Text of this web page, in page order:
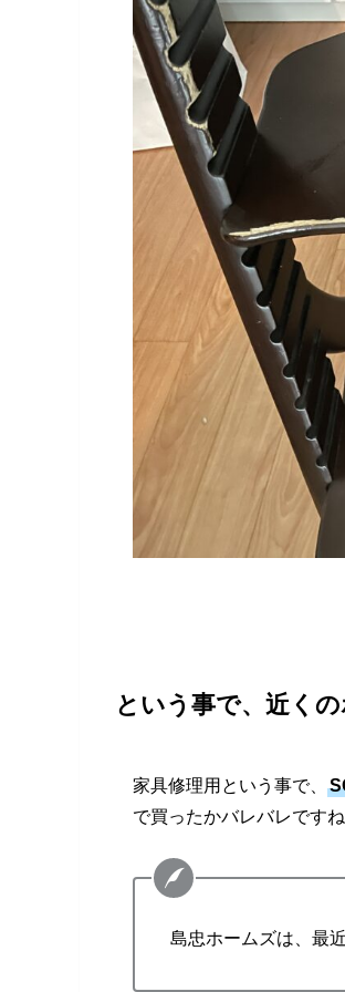
という事で、 近く
家具修理用という事で、
で買ったかバレバレです
島忠ホームズは、最